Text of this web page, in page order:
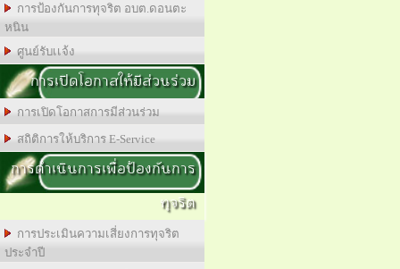
การป้องกันการทุจริต อบต.ดอนตะ
หนิน
ศูนย์รับเเจ้ง
การเปิดโอกาสให้มีส่วนร่วม
การเปิดโอกาสการมีส่วนร่วม
สถิติการให้บริการ E-Service
การดำเนินการเพื่อป้องกันการ
ทุจริต
การประเมินความเสี่ยงการทุจริต
ประจำปี